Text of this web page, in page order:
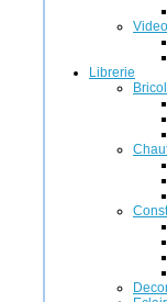
Librerie